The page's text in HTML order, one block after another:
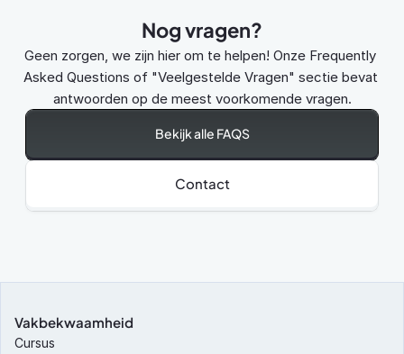
Nog vragen?
Geen zorgen, we zijn hier om te helpen! Onze Frequently
Asked Questions of "Veelgestelde Vragen" sectie bevat
antwoorden op de meest voorkomende vragen.
Bekijk alle FAQS
Contact
Vakbekwaamheid
Cursus